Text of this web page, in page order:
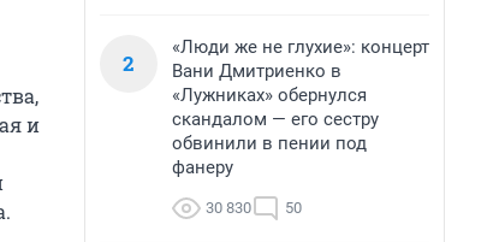
и
2
«Люди же не глухие»: концерт
Вани Дмитриенко в
«Лужниках» обернулся
скандалом — его сестру
обвинили в пении под
фанеру
30 830 50